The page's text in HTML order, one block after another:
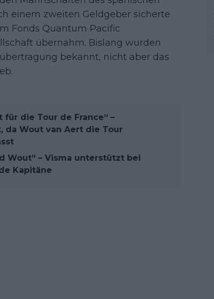
einem zweiten Geldgeber sicherte
Fonds Quantum Pacific
übernahm. Bislang wurden
bekannt, nicht aber das
die Tour de France“ –
da Wout van Aert die Tour
Wout“ – Visma unterstützt bei
Kapitäne